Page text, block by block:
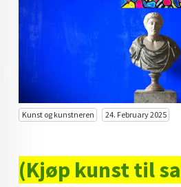
KUNSTSTILER
POP ART
MALERIER TIL SALGS
Kunst og kunstneren 24. February 2025
(Kjøp kunst til